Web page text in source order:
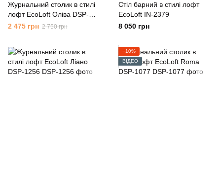
Журнальний столик в стилі
лофт EcoLoft Оліва DSP-
1259
2 475 грн 2 750 грн
Cтіл барний в стилі лофт
EcoLoft IN-2379
8 050 грн
−10%
ВІДЕО